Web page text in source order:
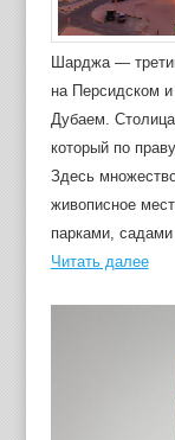
Шарджа —
на Персидском
Дубаем.
который по
Здесь
живописное
парками,
Читать далее